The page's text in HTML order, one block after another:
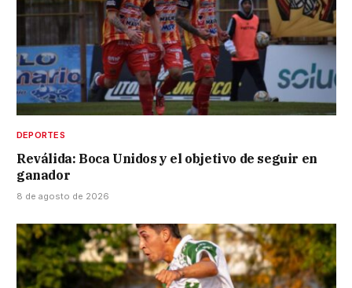
DEPORTES
Reválida: Boca Unidos y el objetivo de seguir en
ganador
8 de agosto de 2026